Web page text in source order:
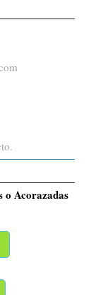
o Acorazadas